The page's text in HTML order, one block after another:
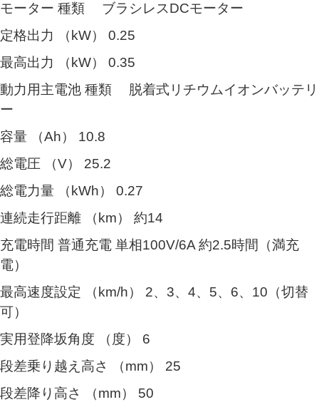
モーター 種類 ブラシレスDCモーター
定格出力 （kW） 0.25
最高出力 （kW） 0.35
動力用主電池 種類 脱着式リチウムイオンバッテリ
ー
容量 （Ah） 10.8
総電圧 （V） 25.2
総電力量 （kWh） 0.27
連続走行距離 （km） 約14
充電時間 普通充電 単相100V/6A 約2.5時間（満充
電）
最高速度設定 （km/h） 2、3、4、5、6、10（切替
可）
実用登降坂角度 （度） 6
段差乗り越え高さ （mm） 25
段差降り高さ （mm） 50